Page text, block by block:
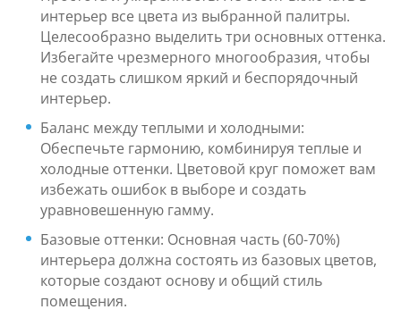
интерьер все цвета из выбранной палитры.
Целесообразно выделить три основных оттенка.
Избегайте чрезмерного многообразия, чтобы
не создать слишком яркий и беспорядочный
интерьер.
Баланс между теплыми и холодными:
Обеспечьте гармонию, комбинируя теплые и
холодные оттенки. Цветовой круг поможет вам
избежать ошибок в выборе и создать
уравновешенную гамму.
Базовые оттенки: Основная часть (60-70%)
интерьера должна состоять из базовых цветов,
которые создают основу и общий стиль
помещения.